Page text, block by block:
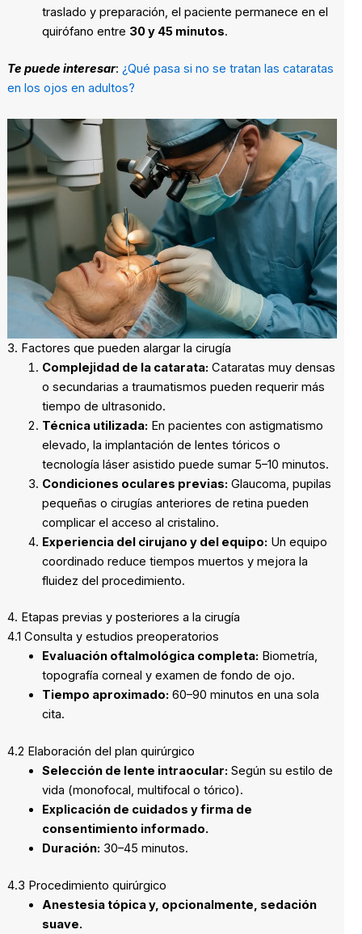
traslado y preparación, el paciente permanece en el
quirófano entre 30 y 45 minutos.
Te puede interesar: ¿Qué pasa si no se tratan las cataratas
en los ojos en adultos?
3. Factores que pueden alargar la cirugía
Complejidad de la catarata: Cataratas muy densas
o secundarias a traumatismos pueden requerir más
tiempo de ultrasonido.
Técnica utilizada: En pacientes con astigmatismo
elevado, la implantación de lentes tóricos o
tecnología láser asistido puede sumar 5–10 minutos.
Condiciones oculares previas: Glaucoma, pupilas
pequeñas o cirugías anteriores de retina pueden
complicar el acceso al cristalino.
Experiencia del cirujano y del equipo: Un equipo
coordinado reduce tiempos muertos y mejora la
fluidez del procedimiento.
4. Etapas previas y posteriores a la cirugía
4.1 Consulta y estudios preoperatorios
Evaluación oftalmológica completa: Biometría,
topografía corneal y examen de fondo de ojo.
Tiempo aproximado: 60–90 minutos en una sola
cita.
4.2 Elaboración del plan quirúrgico
Selección de lente intraocular: Según su estilo de
vida (monofocal, multifocal o tórico).
Explicación de cuidados y firma de
consentimiento informado.
Duración: 30–45 minutos.
4.3 Procedimiento quirúrgico
Anestesia tópica y, opcionalmente, sedación
suave.